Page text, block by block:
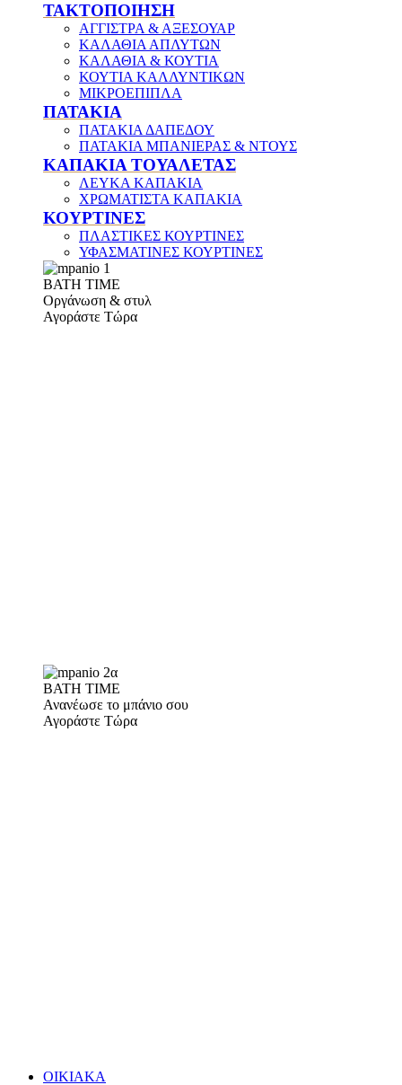
ΤΑΚΤΟΠΟΙΗΣΗ
ΑΓΓΙΣΤΡΑ & ΑΞΕΣΟΥΑΡ
ΚΑΛΑΘΙΑ ΑΠΛΥΤΩΝ
ΚΑΛΑΘΙΑ & ΚΟΥΤΙΑ
ΚΟΥΤΙΑ ΚΑΛΛΥΝΤΙΚΩΝ
ΜΙΚΡΟΕΠΙΠΛΑ
ΠΑΤΑΚΙΑ
ΠΑΤΑΚΙΑ ΔΑΠΕΔΟΥ
ΠΑΤΑΚΙΑ ΜΠΑΝΙΕΡΑΣ & ΝΤΟΥΣ
ΚΑΠΑΚΙΑ ΤΟΥΑΛΕΤΑΣ
ΛΕΥΚΑ ΚΑΠΑΚΙΑ
ΧΡΩΜΑΤΙΣΤΑ ΚΑΠΑΚΙΑ
ΚΟΥΡΤΙΝΕΣ
ΠΛΑΣΤΙΚΕΣ ΚΟΥΡΤΙΝΕΣ
ΥΦΑΣΜΑΤΙΝΕΣ ΚΟΥΡΤΙΝΕΣ
ΒΑΤΗ ΤΙΜΕ
Οργάνωση & στυλ
Αγοράστε Τώρα
BATH TIME
Ανανέωσε το μπάνιο σου
Αγοράστε Τώρα
ΟΙΚΙΑΚΑ